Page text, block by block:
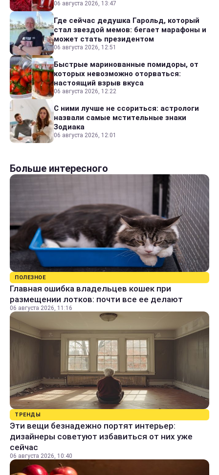
06 августа 2026, 13:47
Где сейчас дедушка Гарольд, который
стал звездой мемов: бегает марафоны и
может стать президентом
06 августа 2026, 12:51
Быстрые маринованные помидоры, от
которых невозможно оторваться:
настоящий взрыв вкуса
06 августа 2026, 12:22
С ними лучше не ссориться: астрологи
назвали самые мстительные знаки
Зодиака
06 августа 2026, 12:01
Больше интересного
ПОЛЕЗНОЕ
Главная ошибка владельцев кошек при
размещении лотков: почти все ее делают
06 августа 2026, 11:16
ТРЕНДЫ
Эти вещи безнадежно портят интерьер:
дизайнеры советуют избавиться от них уже
сейчас
06 августа 2026, 10:40